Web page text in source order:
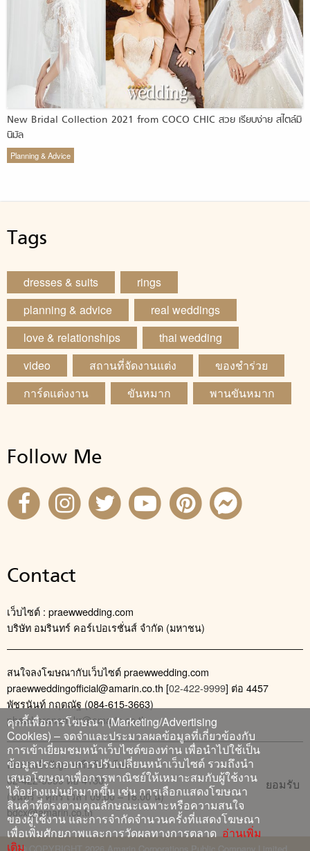
New Bridal Collection 2021 from COCO CHIC สวย เรียบง่าย สไตล์มิ
นิมัล
Planning & Advice
Tags
dresses & suits
rings
planning & advice
real weddings
love & relationships
thai wedding
video
สถานที่จัดงานแต่ง
ของชำร่วย
การ์ดแต่งงาน
ขันหมาก พานขันหมาก
Follow Me
Contact
เว็บไซต์ : praewwedding.com
บริษัท อมรินทร์ คอร์เปอเรชั่นส์ จำกัด (มหาชน)
สนใจลงโฆษณากับเว็บไซต์ praewwedding.com
praewweddingofficial@amarin.co.th [02-422-9999] ต่อ 4457
พัชรนันท์ กฤตณัฐ (084-615-3663)
phatcharanan_kr@amarin.co.th
ติดต่อแจ้งปัญหาหรือร้องเรียน
02-422-9999 ต่อ 4180
(จันทร์ – ศุกร์ เวลา 09.00 – 18.00 น)
bdcx@amarin.co.th
© COPYRIGHT 2026 Amarin Corporations Public Company Limited.
คุกกี้เพื่อการโฆษณา (Marketing/Advertising
Cookies) – จดจำและประมวลผลข้อมูลที่เกี่ยวข้องกับ
การเข้าเยี่ยมชมหน้าเว็บไซต์ของท่าน เพื่อนำไปใช้เป็น
ข้อมูลประกอบการปรับเปลี่ยนหน้าเว็บไซต์ รวมถึงนำ
เสนอโฆษณาเพื่อการพาณิชย์ให้เหมาะสมกับผู้ใช้งาน
ได้อย่างแม่นยำมากขึ้น เช่น การเลือกแสดงโฆษณา
สินค้าที่ตรงตามคุณลักษณะเฉพาะหรือความสนใจ
ของผู้ใช้งาน และการจำกัดจำนวนครั้งที่แสดงโฆษณา
เพื่อเพิ่มศักยภาพและการวัดผลทางการตลาด อ่านเพิ่ม
เติม
ยอมรับ